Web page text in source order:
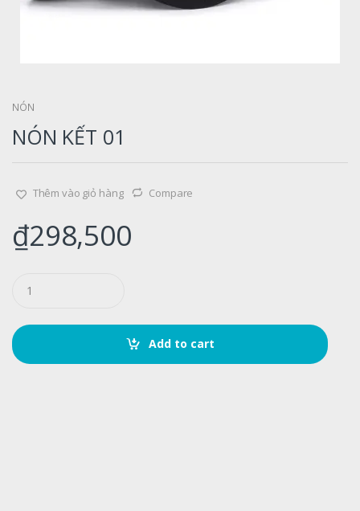
NÓN
NÓN KẾT 01
Thêm vào giỏ hàng Compare
₫298,500
t
i
Add to cart